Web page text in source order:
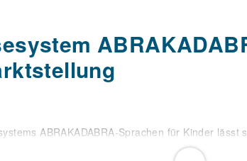
ABRAKADABRA-Sprachen für Kinder
motivierte Jungunternehmer genießt die Marke